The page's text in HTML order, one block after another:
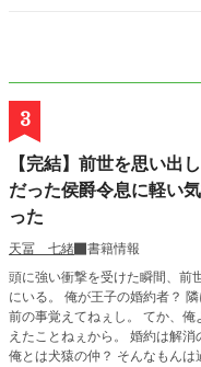
っていた。 触
生活の中で、
3
【完結】前世を思い出
だった侯爵令息に軽い
った
天冨 七緒
書籍情報
頭に強い衝撃を受けた瞬間、前
にいる。 俺が王子の婚約者？
前の事覚えてねぇし。 てか、
えたことねぇから。 婚約は解消の方向で。 あっ、好みの奴
俺とは犬猿の仲？ そんなもん